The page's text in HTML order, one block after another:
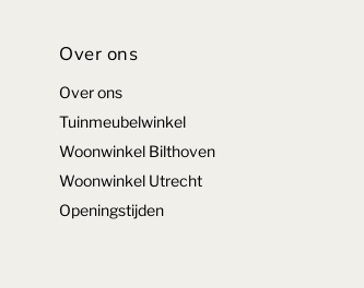
Over ons
Over ons
Tuinmeubelwinkel
Woonwinkel Bilthoven
Woonwinkel Utrecht
Openingstijden